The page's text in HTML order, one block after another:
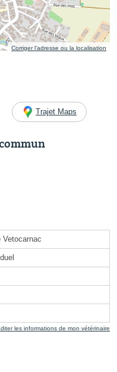
Corriger l’adresse ou la localisation
Trajet Maps
Vetocarnac
les informations de mon vétérinaire